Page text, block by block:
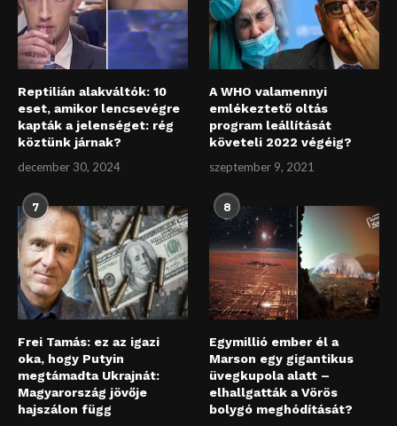
Reptilián alakváltók: 10
eset, amikor lencsevégre
kapták a jelenséget: rég
köztünk járnak?
december 30, 2024
A WHO valamennyi
emlékeztető oltás
program leállítását
követeli 2022 végéig?
szeptember 9, 2021
7
Frei Tamás: ez az igazi
oka, hogy Putyin
megtámadta Ukrajnát:
Magyarország jövője
hajszálon függ
8
Egymillió ember él a
Marson egy gigantikus
üvegkupola alatt –
elhallgatták a Vörös
bolygó meghódítását?